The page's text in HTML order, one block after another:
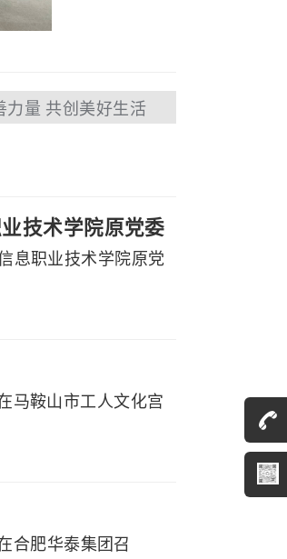
力量 共创美好生活
技术学院原党委
息职业技术学院原党
马鞍山市工人文化宫
合肥华泰集团召